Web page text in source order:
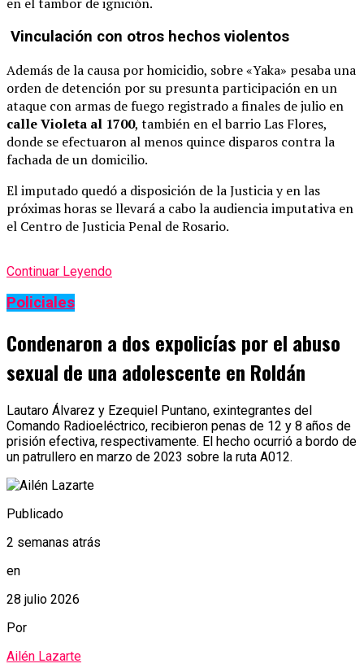
Vinculación con otros hechos violentos
Además de la causa por homicidio, sobre «Yaka» pesaba una
orden de detención por su presunta participación en un
ataque con armas de fuego registrado a finales de julio en
calle Violeta al 1700, también en el barrio Las Flores,
donde se efectuaron al menos quince disparos contra la
fachada de un domicilio.
El imputado quedó a disposición de la Justicia y en las
próximas horas se llevará a cabo la audiencia imputativa en
el Centro de Justicia Penal de Rosario.
Continuar Leyendo
Policiales
Condenaron a dos expolicías por el abuso
sexual de una adolescente en Roldán
Lautaro Álvarez y Ezequiel Puntano, exintegrantes del
Comando Radioeléctrico, recibieron penas de 12 y 8 años de
prisión efectiva, respectivamente. El hecho ocurrió a bordo de
un patrullero en marzo de 2023 sobre la ruta A012.
Publicado
2 semanas atrás
en
28 julio 2026
Por
Ailén Lazarte